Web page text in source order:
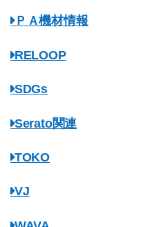
ＰＡ機材情報
RELOOP
SDGs
Serato関連
TOKO
VJ